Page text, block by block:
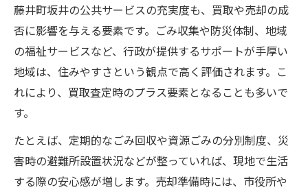
藤井町坂井の公共サービスの充実度も、買取や売却の成
否に影響を与える要素です。ごみ収集や防災体制、地域
の福祉サービスなど、行政が提供するサポートが手厚い
地域は、住みやすさという観点で高く評価されます。こ
れにより、買取査定時のプラス要素となることも多いで
す。
たとえば、定期的なごみ回収や資源ごみの分別制度、災
害時の避難所設置状況などが整っていれば、現地で生活
する際の安心感が増します。売却準備時には、市役所や